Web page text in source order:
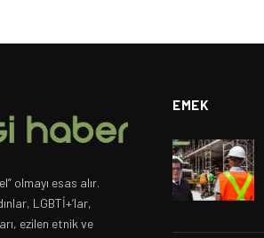
olmayı esas alır.
LGBTİ+’lar,
ezilen etnik ve
EMEK